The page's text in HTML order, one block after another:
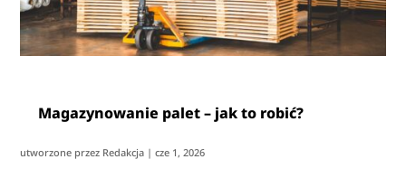
Magazynowanie palet – jak to robić?
utworzone przez Redakcja |cze 1, 2026